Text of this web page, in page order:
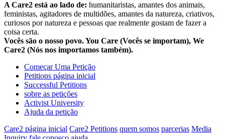
A Care2 está ao lado de: humanitaristas, amantes dos animais,
feministas, agitadores de multidões, amantes da natureza, criativos,
curiosos por natureza e pessoas que realmente gostam de fazer a
coisa certa.
Vocês são o nosso povo. You Care (Vocês se importam), We
Care2 (Nós nos importamos também).
Começar Uma Petição
Petitions página inicial
Successful Petitions
sobre as petições
Activist University
Ajuda da petição
Care2 página inicial Care2 Petitions quem somos parcerias Media